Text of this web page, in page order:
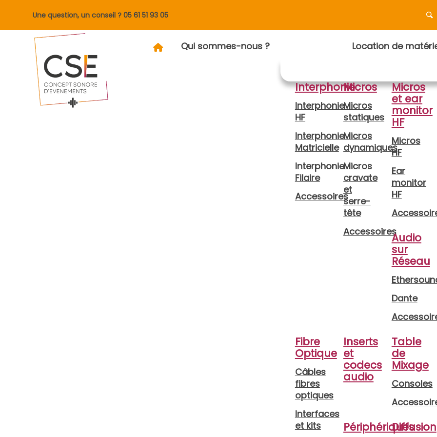
Une question, un conseil ?05 61 51 93 05
Qui sommes-nous ? Location de
Interphonie
Interphonie
HF
Interphonie
Matricielle
Interphonie
Filaire
Accessoires
Micros
Micros
statiques
Micros
dynamiques
Micros
cravate
et
serre-
tête
Accessoires
Micros
et ear
monitor
HF
Micros
HF
Ear
monitor
HF
Audio
sur
Réseau
Dante
Fibre
Optique
Câbles
fibres
optiques
Interfaces
et kits
Inserts
et
codecs
audio
Table
de
Mixage
Consoles
PériphériquesDiffusion